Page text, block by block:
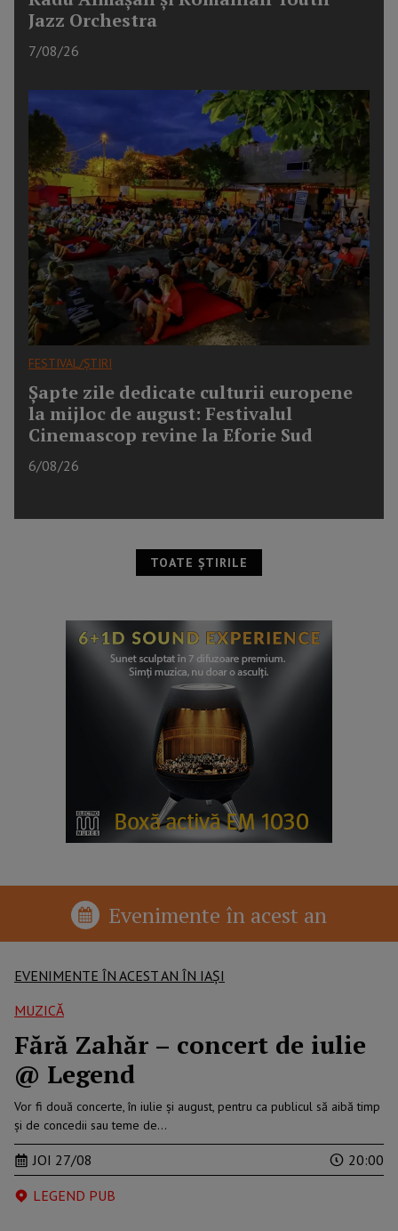
Jazz Orchestra
7/08/26
FESTIVAL/ȘTIRI
Șapte zile dedicate culturii europene
la mijloc de august: Festivalul
Cinemascop revine la Eforie Sud
6/08/26
TOATE ȘTIRILE
Evenimente în acest an
EVENIMENTE ÎN ACEST AN ÎN IAȘI
MUZICĂ
Fără Zahăr – concert de iulie
@ Legend
Vor fi două concerte, în iulie şi august, pentru ca publicul să aibă timp
şi de concedii sau teme de…
JOI 27/08
20:00
LEGEND PUB